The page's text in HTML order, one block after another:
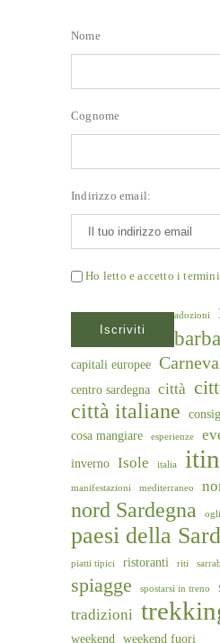
Nome
Cognome
Indirizzo email:
Ho letto e accetto i
adozioni
capitali europee
centro sardegna città
città italiane
cosa mangiare
esperienze
inverno Isole italia
manifestazioni mediterraneo
nord Sardegna
paesi della
piatti tipici ristoranti riti
spiagge spostarsi in treno
tradizioni
weekend weekend fuori